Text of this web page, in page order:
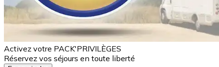
Activez votre PACK'PRIVILÈGES
Réservez vos séjours en toute liberté